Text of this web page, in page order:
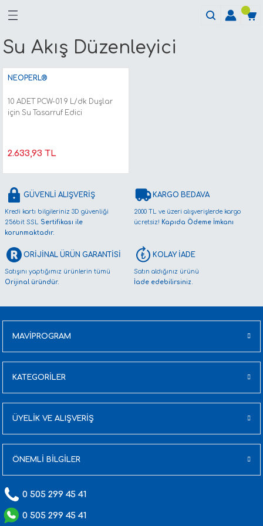
Su Akış Düzenleyici
NEOPERL®
10 ADET PCW-01 9 L/dk Duşlar
için Su Tasarruf Edici
2.633,93 TL
GÜVENLİ ALIŞVERİŞ
Kredi kartı bilgileriniz 3D güvenliği
256bit SSL Sertifikası ile
korunmaktadır.
KARGO BEDAVA
2000 TL ve üzeri alışverişlerde kargo
ücretsiz! Kapıda Ödeme İmkanı
ORİJİNAL ÜRÜN GARANTİSİ
Satışını yaptığımız ürünlerin tümü
Orijinal üründür.
KOLAY İADE
Satın aldığınız ürünü
İade edebilirsiniz.
MAVİPROGRAM
KATEGORİLER
ÜYELİK VE ALIŞVERİŞ
ÖNEMLİ BİLGİLER
0 505 299 45 41
0 505 299 45 41